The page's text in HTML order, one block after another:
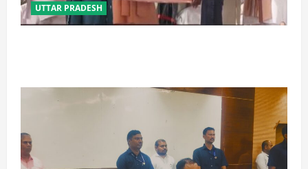
UTTAR PRADESH